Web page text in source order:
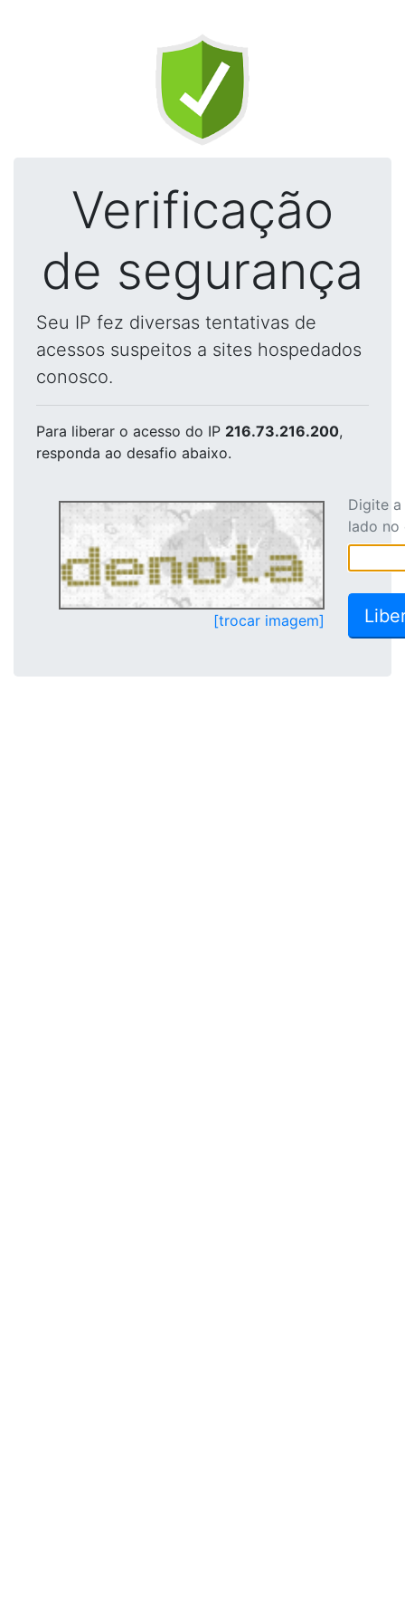
Verificação
de segurança
Seu IP fez diversas tentativas de
acessos suspeitos a sites hospedados
conosco.
Para liberar o acesso do IP 216.73.216.200,
responda ao desafio abaixo.
[trocar imagem]
Digite
lado no